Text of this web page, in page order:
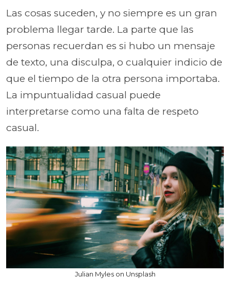
Las cosas suceden, y no siempre es un gran
problema llegar tarde. La parte que las
personas recuerdan es si hubo un mensaje
de texto, una disculpa, o cualquier indicio de
que el tiempo de la otra persona importaba.
La impuntualidad casual puede
interpretarse como una falta de respeto
casual.
Julian Myles on Unsplash